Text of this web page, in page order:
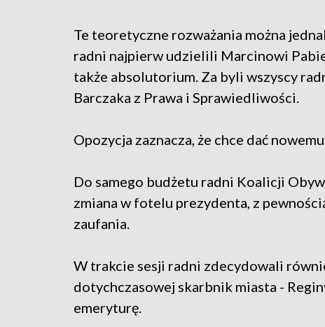
Te teoretyczne rozważania można
radni najpierw udzielili Marcinowi
także absolutorium. Za byli wszyscy
Barczaka z Prawa i Sprawiedliwości.
Opozycja zaznacza, że chce dać
Do samego budżetu radni Koalicji
zmiana w fotelu prezydenta, z
zaufania.
W trakcie sesji radni zdecydowali
dotychczasowej skarbnik miasta -
emeryturę.